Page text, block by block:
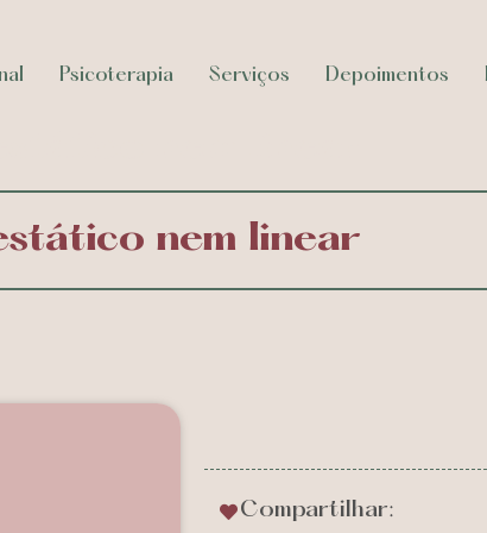
Psicoterapia Serviços Depoimentos
nem linear
Compartilhar: